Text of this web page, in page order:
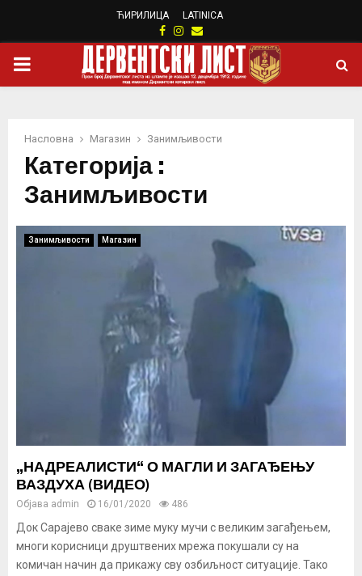
ЋИРИЛИЦА LATINICA
Facebook
Instagram
Email
PRIMARY
Насловна Магазин Занимљивости
Категорија :
Занимљивости
Занимљивости Магазин
„НАДРЕАЛИСТИ“ О МАГЛИ И ЗАГАЂЕЊУ
ВАЗДУХА (ВИДЕО)
Објава admin 16/01/2020 486
Док Сарајево сваке зиме муку мучи с великим загађењем,
многи корисници друштвених мрежа покушали су на
комичан начин да прикажу сву озбиљност ситуације. Тако